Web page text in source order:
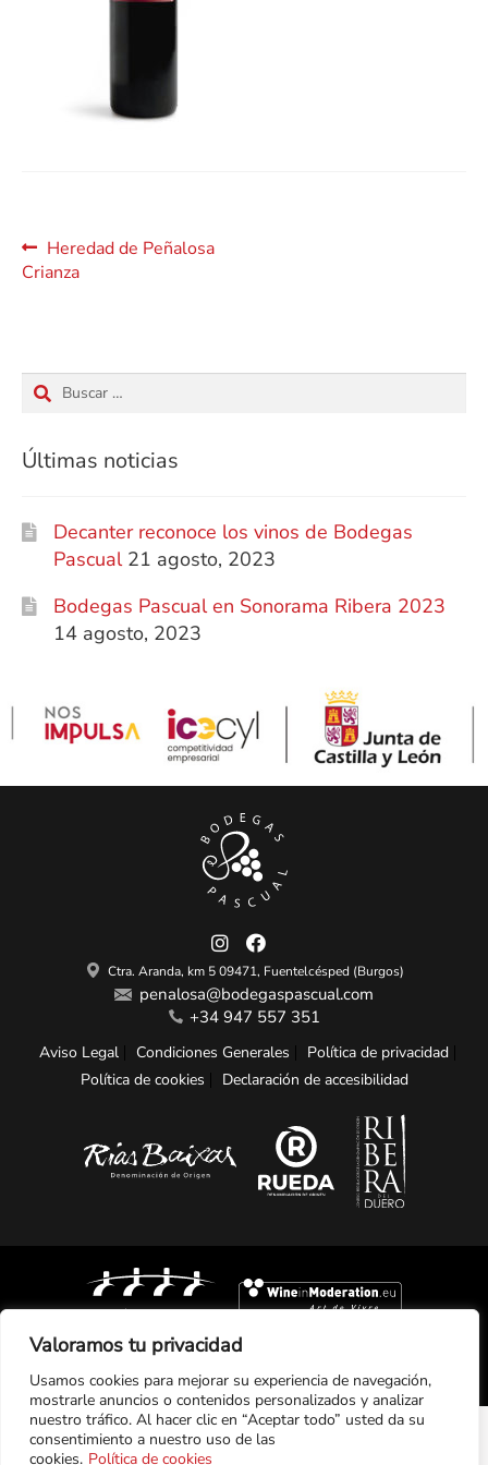
Valoramos tu privacidad
Usamos cookies para mejorar su experiencia de navegación,
mostrarle anuncios o contenidos personalizados y analizar
nuestro tráfico. Al hacer clic en “Aceptar todo” usted da su
consentimiento a nuestro uso de las
cookies. Política de cookies
CARRITO
FINALIZAR COMPRA
PRODUCTOS
Navegación
de
Anterior:
Heredad de Peñalosa
Crianza
Buscar:
Últimas noticias
Decanter reconoce los vinos de Bodegas
Pascual 21 agosto, 2023
Bodegas Pascual en Sonorama Ribera 2023
14 agosto, 2023
Ctra. Aranda, km 5 09471, Fuentelcésped (Burgos)
penalosa@bodegaspascual.com
+34 947 557 351
Aviso Legal Condiciones Generales
Política de privacidad
Política de cookies
Declaración de accesibilidad
Financiado por la Unión Europea